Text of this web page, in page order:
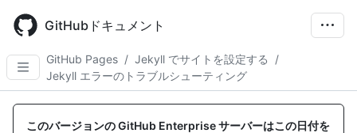
main
content
GitHubドキュメント
GitHub Pages / Jekyll でサイトを設定する
/
Jekyll エラーのトラブルシューティング
このバージョンの GitHub Enterprise サーバーはこの日付を